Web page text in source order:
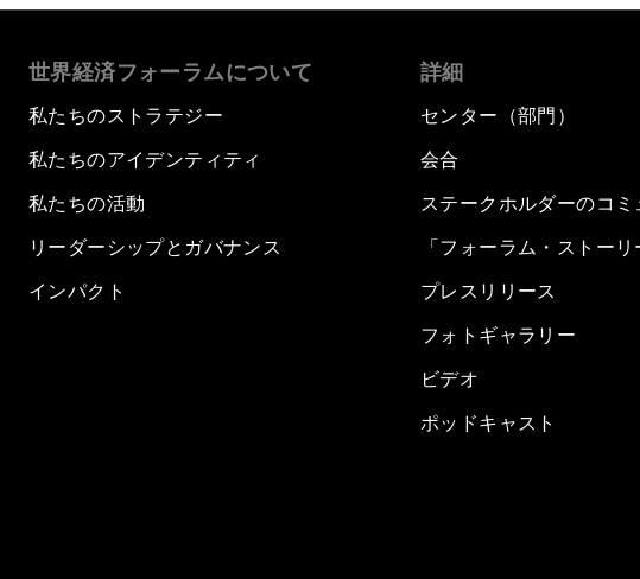
世界経済フォーラムについて
私たちのストラテジー
私たちのアイデンティティ
私たちの活動
リーダーシップとガバナンス
インパクト
詳細
センター（部門）
会合
ステークホルダーのコミ
「フォーラム・ストーリ
プレスリリース
フォトギャラリー
ビデオ
ポッドキャスト